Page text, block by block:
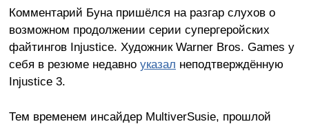
Комментарий Буна пришёлся на разгар слухов о
возможном продолжении серии супергеройских
файтингов Injustice. Художник Warner Bros. Games у
себя в резюме недавно указал неподтверждённую
Injustice 3.
Тем временем инсайдер MultiverSusie, прошлой